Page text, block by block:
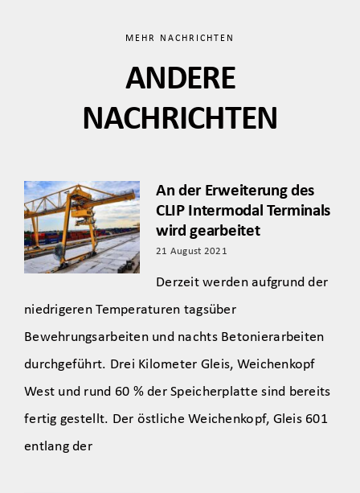
MEHR NACHRICHTEN
ANDERE
NACHRICHTEN
An der Erweiterung des
CLIP Intermodal Terminals
wird gearbeitet
21 August 2021
Derzeit werden aufgrund der
niedrigeren Temperaturen tagsüber
Bewehrungsarbeiten und nachts Betonierarbeiten
durchgeführt. Drei Kilometer Gleis, Weichenkopf
West und rund 60 % der Speicherplatte sind bereits
fertig gestellt. Der östliche Weichenkopf, Gleis 601
entlang der